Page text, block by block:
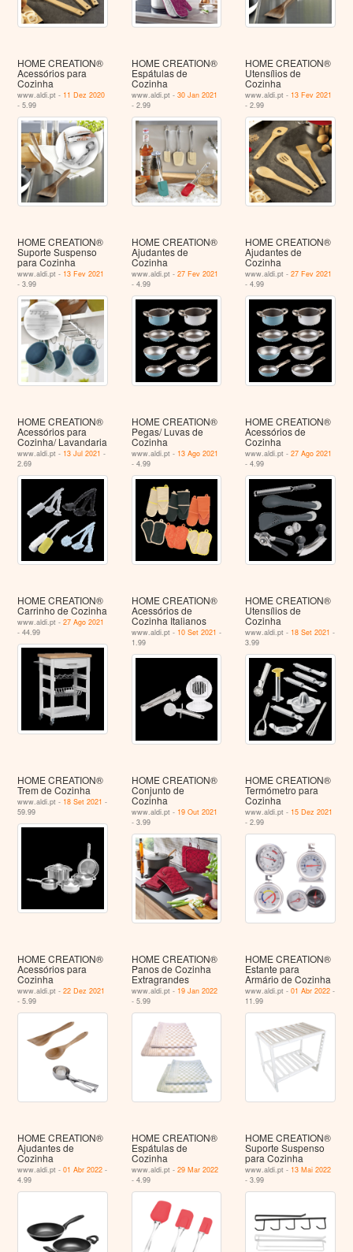
HOME CREATION®
Acessórios para
Cozinha
www.aldi.pt - 11 Dez 2020
- 5.99
HOME CREATION®
Espátulas de
Cozinha
www.aldi.pt - 30 Jan 2021
- 2.99
HOME CREATION®
Utensílios de
Cozinha
www.aldi.pt - 13 Fev 2021
- 2.99
HOME CREATION®
Suporte Suspenso
para Cozinha
www.aldi.pt - 13 Fev 2021
- 3.99
HOME CREATION®
Ajudantes de
Cozinha
www.aldi.pt - 27 Fev 2021
- 4.99
HOME CREATION®
Ajudantes de
Cozinha
www.aldi.pt -27 Fev 2021
- 4.99
HOME CREATION®
Acessórios para
Cozinha/ Lavandaria
www.aldi.pt - 13 Jul 2021 -
2.69
HOME CREATION®
Pegas/ Luvas de
Cozinha
www.aldi.pt - 13 Ago 2021
- 4.99
HOME CREATION®
Acessórios de
Cozinha
www.aldi.pt -27 Ago 2021
- 4.99
HOME CREATION®
Carrinho de Cozinha
www.aldi.pt -27 Ago 2021
- 44.99
HOME CREATION®
Acessórios de
Cozinha Italianos
www.aldi.pt - 10 Set 2021 -
1.99
HOME CREATION®
Utensílios de
Cozinha
www.aldi.pt - 18 Set 2021 -
3.99
HOME CREATION®
Trem de Cozinha
www.aldi.pt - 18 Set 2021 -
59.99
HOME CREATION®
Conjunto de
Cozinha
www.aldi.pt - 19 Out 2021
- 3.99
HOME CREATION®
Termómetro para
Cozinha
www.aldi.pt - 15 Dez 2021
- 2.99
HOME CREATION®
Acessórios para
Cozinha
www.aldi.pt -22 Dez 2021
- 5.99
HOME CREATION®
Panos de Cozinha
Extragrandes
www.aldi.pt - 19 Jan 2022
- 5.99
HOME CREATION®
Estante para
Armário de Cozinha
www.aldi.pt -01 Abr 2022 -
11.99
HOME CREATION®
Ajudantes de
Cozinha
www.aldi.pt -01 Abr 2022 -
4.99
HOME CREATION®
Espátulas de
Cozinha
www.aldi.pt - 29 Mar 2022
- 4.99
HOME CREATION®
Suporte Suspenso
para Cozinha
www.aldi.pt - 13 Mai 2022
- 3.99